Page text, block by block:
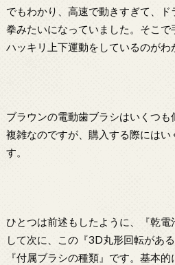
でもわかり、高速で動きすぎて、
拳みたいになっていました。そこで
ハッキリ上下運動をしているのがわ
ブラウンの電動歯ブラシはいくつ
複雑なのですが、購入する際にはい
す。
ひとつは前述もしたように、『乾
して次に、この『3D丸形回転があ
『付属ブラシの種類』です。基本